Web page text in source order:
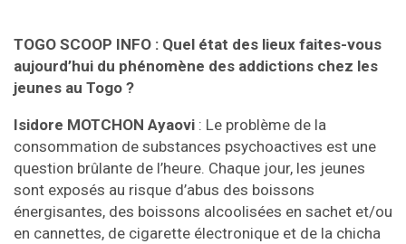
TOGO SCOOP INFO : Quel état des lieux faites-vous
aujourd’hui du phénomène des addictions chez les
jeunes au Togo ?
Isidore MOTCHON Ayaovi : Le problème de la
consommation de substances psychoactives est une
question brûlante de l’heure. Chaque jour, les jeunes
sont exposés au risque d’abus des boissons
énergisantes, des boissons alcoolisées en sachet et/ou
en cannettes, de cigarette électronique et de la chicha